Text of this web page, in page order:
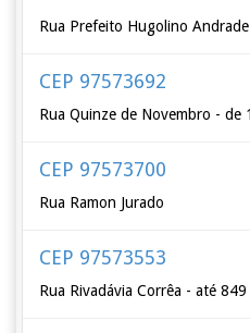
Rua Prefeito Hugolino
CEP 97573692
Rua Quinze de Novembro - de
CEP 97573700
Rua Ramon Jurado
CEP 97573553
Rua Rivadávia Corrêa - até